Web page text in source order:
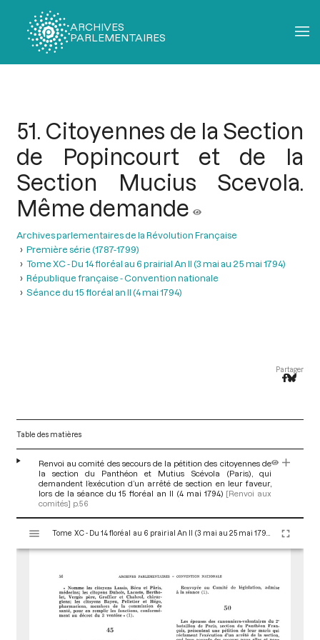
ARCHIVES
PARLEMENTAIRES
51. Citoyennes de la Section
de Popincourt et de la
Section Mucius Scevola.
Même demande
Archives parlementaires de la Révolution Française
Première série (1787-1799)
Tome XC - Du 14 floréal au 6 prairial An II (3 mai au 25 mai 1794)
République française - Convention nationale
Séance du 15 floréal an II (4 mai 1794)
Partager
Table des matières
Renvoi au comité des secours de la pétition des citoyennes de
la section du Panthéon et Mutius Scévola (Paris), qui
demandent l’exécution d’un arrêté de section en leur faveur,
lors de la séance du 15 floréal an II (4 mai 1794) [Renvoi aux
comités] p.56
s